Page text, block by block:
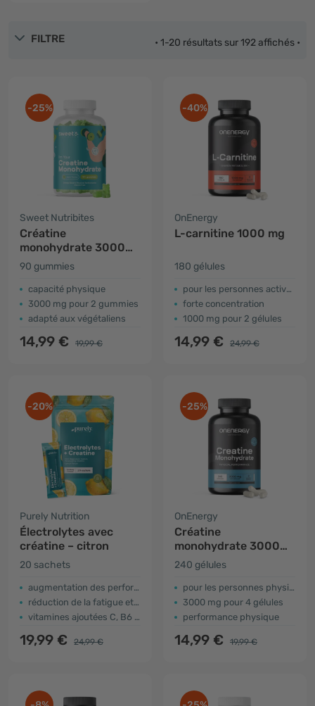
FILTRE • 1-20 résultats sur 192 affichés •
-25%
Sweet Nutribites
Créatine
monohydrate 3000
mg – pomme
90 gummies
capacité physique
3000 mg pour 2 gummies
adapté aux végétaliens
14,99 € 19,99 €
-40%
OnEnergy
L-carnitine 1000 mg
180 gélules
pour les personnes actives
forte concentration
1000 mg pour 2 gélules
14,99 € 24,99 €
-20%
Purely Nutrition
Électrolytes avec
créatine – citron
20 sachets
augmentation des performances physiques
réduction de la fatigue et de l'épuisement
vitamines ajoutées C, B6 et B12
19,99 € 24,99 €
-25%
OnEnergy
Créatine
monohydrate 3000
mg
240 gélules
pour les personnes physiquement actives
3000 mg pour 4 gélules
performance physique
14,99 € 19,99 €